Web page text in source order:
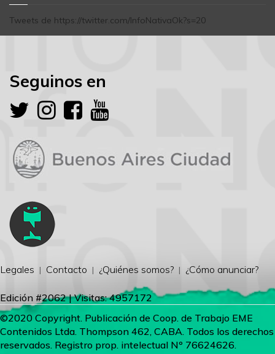
Tweets de https://twitter.com/InfoNativaOk?s=20
Seguinos en
Legales Contacto ¿Quiénes somos? ¿Cómo anunciar?
Edición #2062 | Visitas: 4957172
©2020 Copyright. Publicación de Coop. de Trabajo EME
Contenidos Ltda. Thompson 462, CABA. Todos los derechos
reservados. Registro prop. intelectual Nº 76624626.